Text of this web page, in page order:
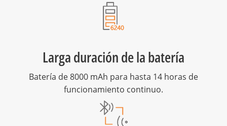
Larga duración de la batería
Batería de 8000 mAh para hasta 14 horas de
funcionamiento continuo.